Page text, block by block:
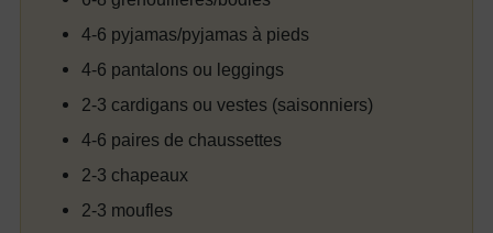
4-6 pyjamas/pyjamas à pieds
4-6 pantalons ou leggings
2-3 cardigans ou vestes (saisonniers)
4-6 paires de chaussettes
2-3 chapeaux
2-3 moufles